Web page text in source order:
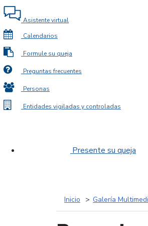
Asistente virtual
Calendarios
Formule su queja
Preguntas frecuentes
Personas
Entidades vigiladas y controladas
Presente su queja
Inicio Galería